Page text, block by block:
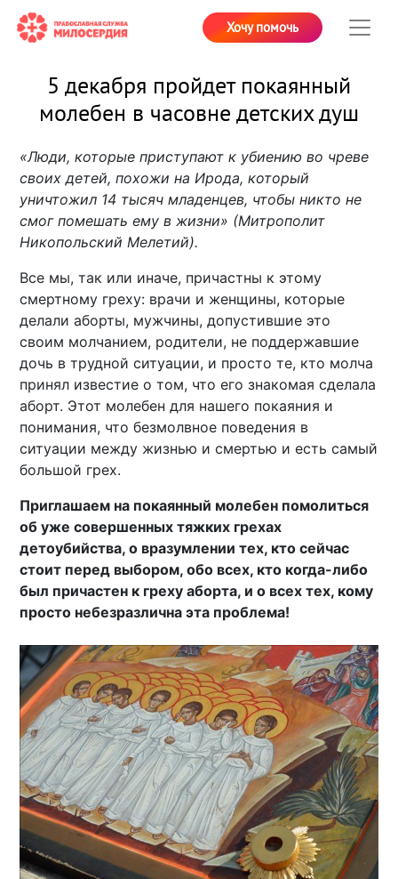
Хочу помочь
5 декабря пройдет покаянный
молебен в часовне детских душ
«Люди, которые приступают к убиению во чреве
своих детей, похожи на Ирода, который
уничтожил 14 тысяч младенцев, чтобы никто не
смог помешать ему в жизни» (Митрополит
Никопольский Мелетий).
Все мы, так или иначе, причастны к этому
смертному греху: врачи и женщины, которые
делали аборты, мужчины, допустившие это
своим молчанием, родители, не поддержавшие
дочь в трудной ситуации, и просто те, кто молча
принял известие о том, что его знакомая сделала
аборт. Этот молебен для нашего покаяния и
понимания, что безмолвное поведения в
ситуации между жизнью и смертью и есть самый
большой грех.
Приглашаем на покаянный молебен помолиться
об уже совершенных тяжких грехах
детоубийства, о вразумлении тех, кто сейчас
стоит перед выбором, обо всех, кто когда-либо
был причастен к греху аборта, и о всех тех, кому
просто небезразлична эта проблема!